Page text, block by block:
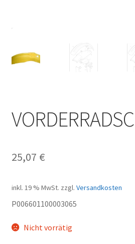
25,07 €
inkl. 19 % MwSt. zzgl. Versandkosten
P006601100003065
Nicht vorrätig